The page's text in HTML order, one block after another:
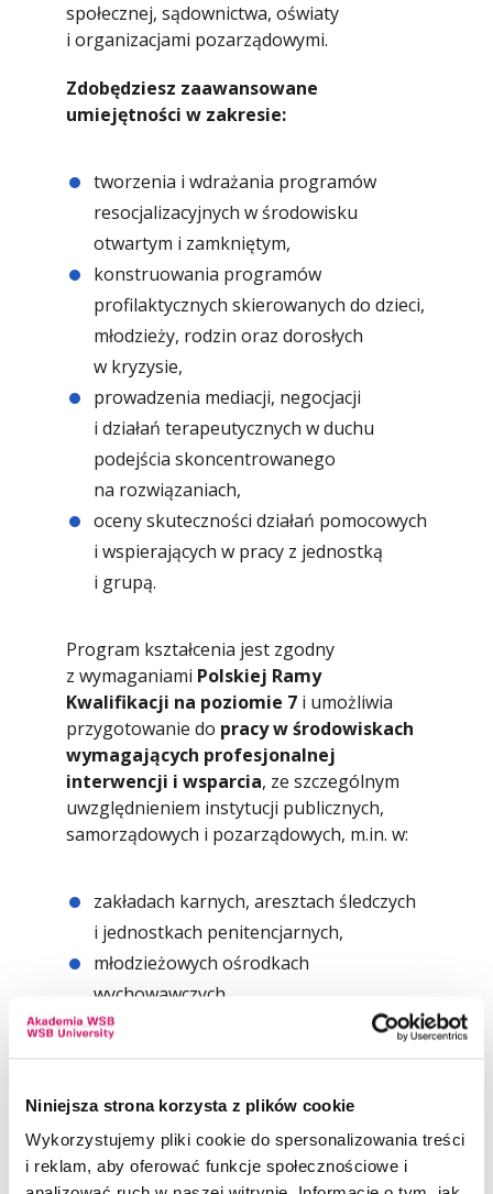
Niniejsza strona korzysta z plików cookie
Wykorzystujemy pliki cookie do spersonalizowania treści
i reklam, aby oferować funkcje społecznościowe i
społecznej, sądownictwa, oświaty
i organizacjami pozarządowymi.
Zdobędziesz zaawansowane
umiejętności w zakresie:
tworzenia i wdrażania programów
resocjalizacyjnych w środowisku
otwartym i zamkniętym,
konstruowania programów
profilaktycznych skierowanych do dzieci,
młodzieży, rodzin oraz dorosłych
w kryzysie,
prowadzenia mediacji, negocjacji
i działań terapeutycznych w duchu
podejścia skoncentrowanego
na rozwiązaniach,
oceny skuteczności działań pomocowych
i wspierających w pracy z jednostką
i grupą.
Program kształcenia jest zgodny
z wymaganiami Polskiej Ramy
Kwalifikacji na poziomie 7 i umożliwia
przygotowanie do pracy w środowiskach
wymagających profesjonalnej
interwencji i wsparcia, ze szczególnym
uwzględnieniem instytucji publicznych,
samorządowych i pozarządowych, m.in. w:
zakładach karnych, aresztach śledczych
i jednostkach penitencjarnych,
młodzieżowych ośrodkach
wychowawczych,
placówkach interwencji kryzysowej,
instytucjach wspierających osoby
uzależnione i ich rodziny,
organizacjach pozarządowych